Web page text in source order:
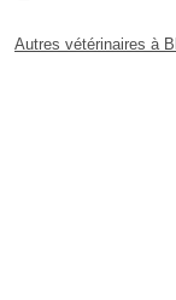
Autres vétérinaires à